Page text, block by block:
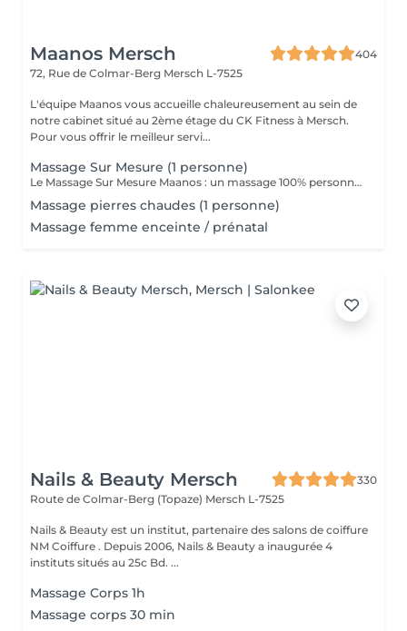
Maanos Mersch
404
72, Rue de Colmar-Berg Mersch L-7525
L'équipe Maanos vous accueille chaleureusement au sein de
notre cabinet situé au 2ème étage du CK Fitness à Mersch.
Pour vous offrir le meilleur servi...
Massage Sur Mesure (1 personne)
Le Massage Sur Mesure Maanos : un massage 100% personnalisé en fonction de vos besoins et de vos envies !
Massage pierres chaudes (1 personne)
Massage femme enceinte / prénatal
Nails & Beauty Mersch
330
Route de Colmar-Berg (Topaze) Mersch L-7525
Nails & Beauty est un institut, partenaire des salons de coiffure
NM Coiffure . Depuis 2006, Nails & Beauty a inaugurée 4
instituts situés au 25c Bd. ...
Massage Corps 1h
Massage corps 30 min